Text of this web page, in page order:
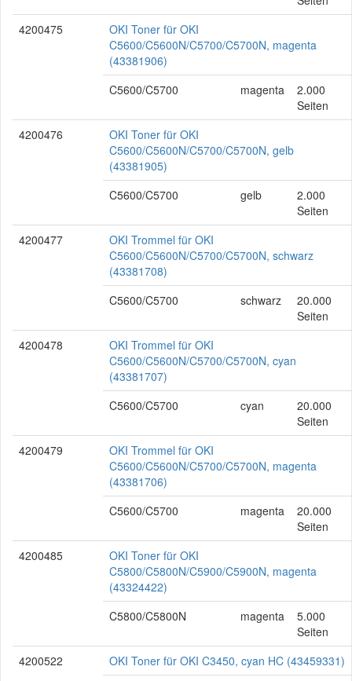
4200475
OKI Toner für OKI
C5600/C5600N/C5700/C5700N, magenta
(43381906)
C5600/C5700
magenta
2.000
Seiten
4200476
OKI Toner für OKI
C5600/C5600N/C5700/C5700N, gelb
(43381905)
C5600/C5700
gelb
2.000
Seiten
4200477
OKI Trommel für OKI
C5600/C5600N/C5700/C5700N, schwarz
(43381708)
C5600/C5700
schwarz
20.000
Seiten
4200478
OKI Trommel für OKI
C5600/C5600N/C5700/C5700N, cyan
(43381707)
C5600/C5700
cyan
20.000
Seiten
4200479
OKI Trommel für OKI
C5600/C5600N/C5700/C5700N, magenta
(43381706)
C5600/C5700
magenta
20.000
Seiten
4200485
OKI Toner für OKI
C5800/C5800N/C5900/C5900N, magenta
(43324422)
C5800/C5800N
magenta
5.000
Seiten
4200522
OKI Toner für OKI C3450, cyan HC (43459331)